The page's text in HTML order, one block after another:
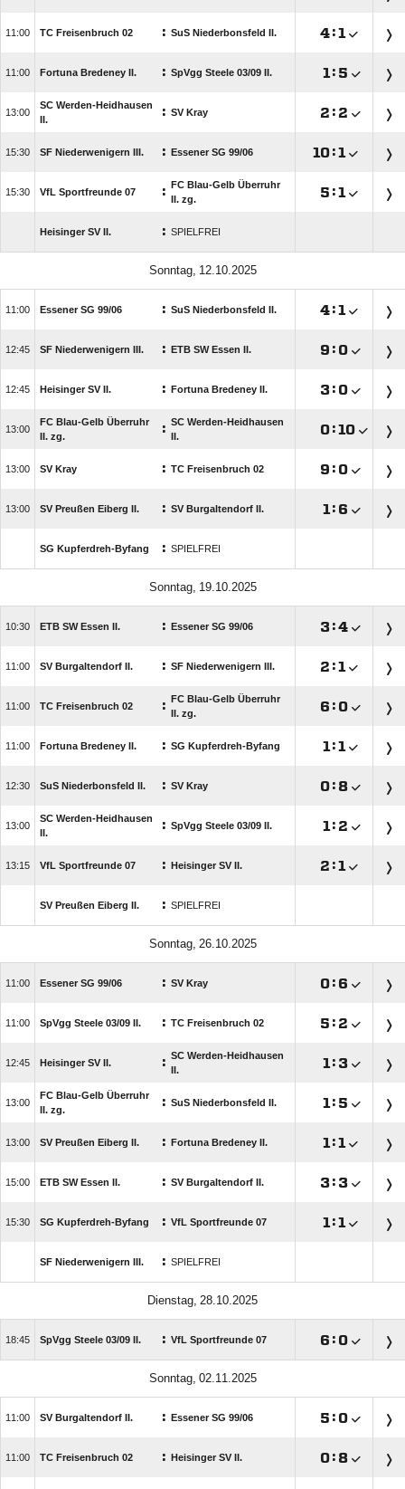
 TC Freisenbruch 02 : SuS Niederbonsfeld II. :
 Fortuna Bredeney II. : SpVgg Steele 03/​09 II.  : 

SC Werden-Heidhausen
II.
: SV Kray  : 
 SF Niederwenigern III. : Essener SG 99/​06 :
 VfL Sportfreunde 07 : FC Blau-Gelb Überruhr
II. zg.
 :
Heisinger SV II. : SPIELFREI
 
 Essener SG 99/​06 : SuS Niederbonsfeld II. :
 SF Niederwenigern III. : ETB SW Essen II.  : 
 Heisinger SV II. : Fortuna Bredeney II. : 

FC Blau-Gelb Überruhr
II. zg.
: SC Werden-Heidhausen
II.
:
 SV Kray : TC Freisenbruch 02  : 
 SV Preußen Eiberg II. : SV Burgaltendorf II.  : 
SG Kupferdreh-Byfang : SPIELFREI
 
 ETB SW Essen II. : Essener SG 99/​06 :
 SV Burgaltendorf II. : SF Niederwenigern III.  :
 TC Freisenbruch 02 : FC Blau-Gelb Überruhr
II. zg.
 : 
 Fortuna Bredeney II. : SG Kupferdreh-Byfang  :
 SuS Niederbonsfeld II. : SV Kray : 

SC Werden-Heidhausen
II.
: SpVgg Steele 03/​09 II.  : 
 VfL Sportfreunde 07 : Heisinger SV II.  :
SV Preußen Eiberg II. : SPIELFREI
 
 Essener SG 99/​06 : SV Kray : 
 SpVgg Steele 03/​09 II. : TC Freisenbruch 02  : 
 Heisinger SV II. : SC Werden-Heidhausen
II.
 : 

FC Blau-Gelb Überruhr
II. zg.
: SuS Niederbonsfeld II.  : 
 SV Preußen Eiberg II. : Fortuna Bredeney II.  :
 ETB SW Essen II. : SV Burgaltendorf II. : 
 SG Kupferdreh-Byfang : VfL Sportfreunde 07  :
SF Niederwenigern III. : SPIELFREI
 
 SpVgg Steele 03/​09 II. : VfL Sportfreunde 07  : 
 
 SV Burgaltendorf II. : Essener SG 99/​06  : 
 TC Freisenbruch 02 : Heisinger SV II. : 